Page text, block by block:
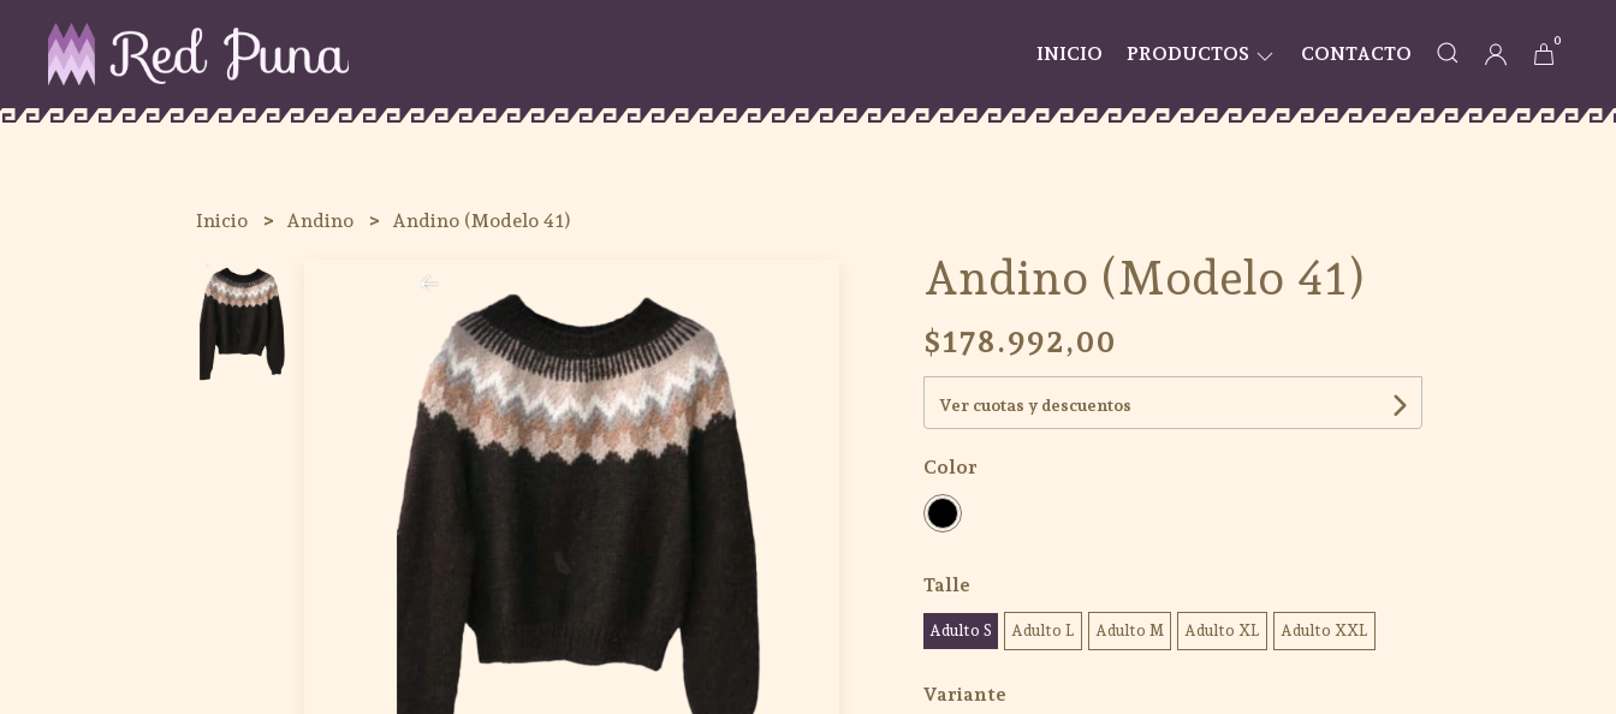
INICIO PRODUCTOS CONTACTO
0
Inicio Andino Andino (Modelo 41)
Andino (Modelo 41)
$178.992,00
Ver cuotas y descuentos
Color
Talle
Adulto S Adulto L Adulto M Adulto XL Adulto XXL
Variante